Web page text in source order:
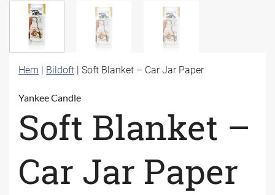
Hem | Bildoft | Soft Blanket – Car Jar Paper
Yankee Candle
Soft Blanket –
Car Jar Paper